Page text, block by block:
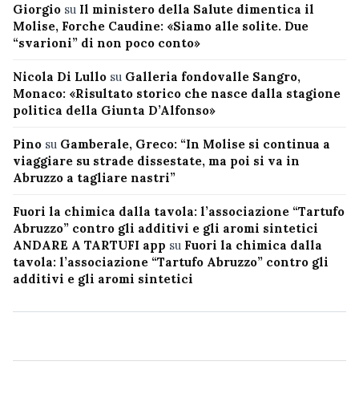
Giorgio su Il ministero della Salute dimentica il
Molise, Forche Caudine: «Siamo alle solite. Due
“svarioni” di non poco conto»
Nicola Di Lullo su Galleria fondovalle Sangro,
Monaco: «Risultato storico che nasce dalla stagione
politica della Giunta D’Alfonso»
Pino su Gamberale, Greco: “In Molise si continua a
viaggiare su strade dissestate, ma poi si va in
Abruzzo a tagliare nastri”
Fuori la chimica dalla tavola: l’associazione “Tartufo
Abruzzo” contro gli additivi e gli aromi sintetici
ANDARE A TARTUFI app su Fuori la chimica dalla
tavola: l’associazione “Tartufo Abruzzo” contro gli
additivi e gli aromi sintetici